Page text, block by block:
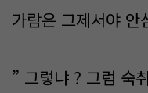
가람은 그제서야
” 그렇냐 ? 그럼 숙